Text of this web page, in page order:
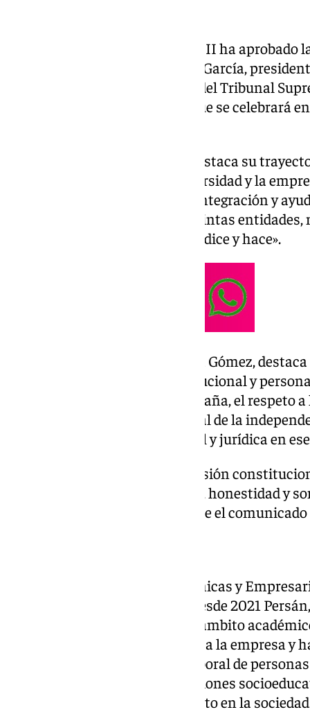
La Universidad CEU Fernando III ha aprobado
Honoris Causa’ a Concha Yoldi García,
Marchena Gómez, magistrado del Tribunal
distinción en una ceremonia que se celebrará
La distinción a Concha Yoldi destaca su
un acercamiento entre la universidad y la
continua preocupación por la integración y
través de su desempeño en distintas
coherencia entre lo que piensa, dice y hace».
En el caso de Manuel Marchena Gómez,
trayectoria y desempeño institucional y
democrático de Derecho en España, el
garantía constitucional esencial de la
singular dificultad institucional y jurídica en
«Y en el cumplimiento de su misión
prudencia, sabiduría, serenidad, honestidad y
al ordenamiento jurídico», añade el
Licenciada en Ciencias Económicas y
Sevilla, la empresaria preside desde 2021
Grupo Álea. Ha trabajado en el ámbito
acercamiento de la universidad a la empresa y
social a favor de la inserción laboral de
vulnerabilidad y por sus actuaciones
principios del esfuerzo y el mérito en la